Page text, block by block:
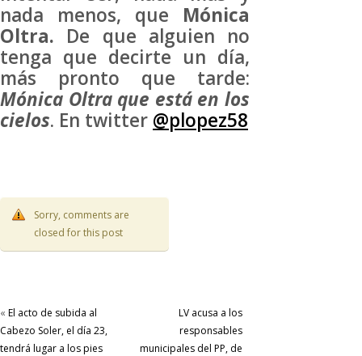
nada menos, que Mónica
Oltra. De que alguien no
tenga que decirte un día,
más pronto que tarde:
Mónica Oltra que está en los
cielos. En twitter @plopez58
Sorry, comments are
closed for this post
« El acto de subida al
Cabezo Soler, el día 23,
tendrá lugar a los pies
LV acusa a los
responsables
municipales del PP, de